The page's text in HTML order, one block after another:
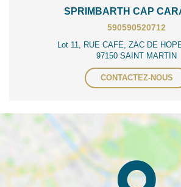
SPRIMBARTH CAP
590590520712
Lot 11, RUE CAFE, ZAC DE
97150 SAINT MARTIN
CONTACTEZ-NOUS